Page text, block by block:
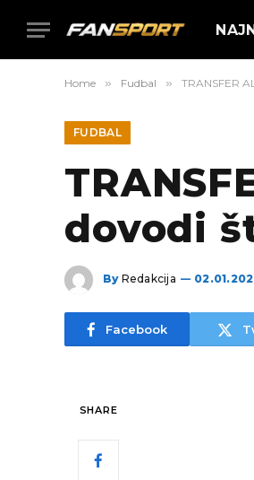
Home » Fudbal » TRANSFER
FUDBAL
dovodi
By Redakcija
Facebook
SHARE